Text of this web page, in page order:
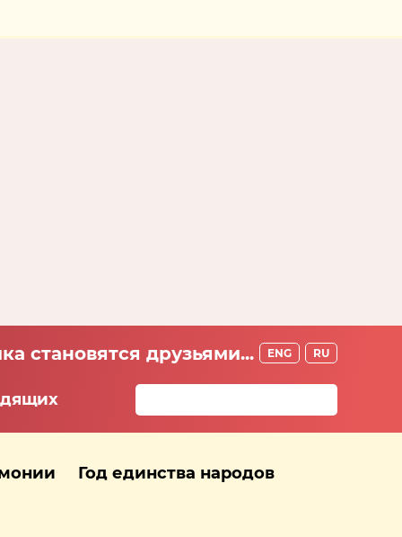
становятся друзьями... ENG RU
Год единства народов